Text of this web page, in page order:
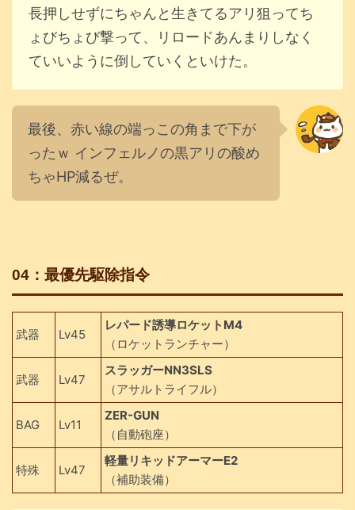
長押しせずにちゃんと生きてるアリ狙ってち
ょびちょび撃って、リロードあんまりしなく
ていいように倒していくといけた。
最後、赤い線の端っこの角まで下が
ったｗ インフェルノの黒アリの酸め
ちゃHP減るぜ。
04：最優先駆除指令
武器 Lv45
レパード誘導ロケットM4
（ロケットランチャー）
武器 Lv47
スラッガーNN3SLS
（アサルトライフル）
BAG Lv11
ZER-GUN
（自動砲座）
特殊 Lv47
軽量リキッドアーマーE2
（補助装備）